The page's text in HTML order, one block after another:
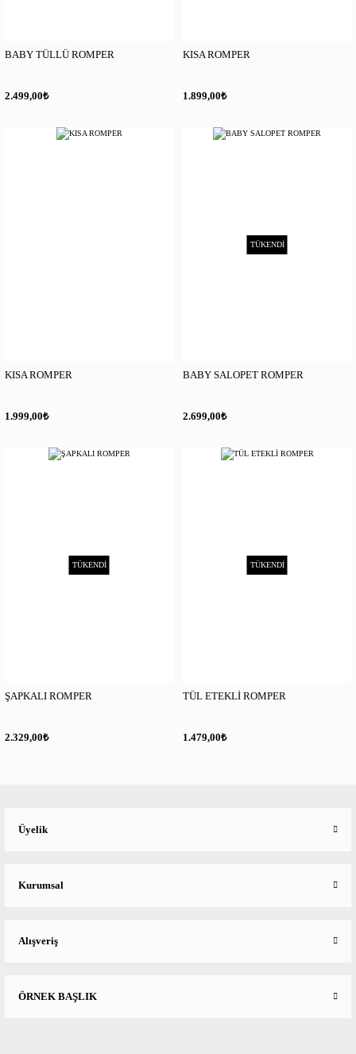
BABY TÜLLÜ ROMPER
2.499,00₺
KISA ROMPER
1.899,00₺
KISA ROMPER
1.999,00₺
TÜKENDİ
BABY SALOPET ROMPER
2.699,00₺
TÜKENDİ
ŞAPKALI ROMPER
2.329,00₺
TÜKENDİ
TÜL ETEKLİ ROMPER
1.479,00₺
Üyelik
Kurumsal
Alışveriş
ÖRNEK BAŞLIK